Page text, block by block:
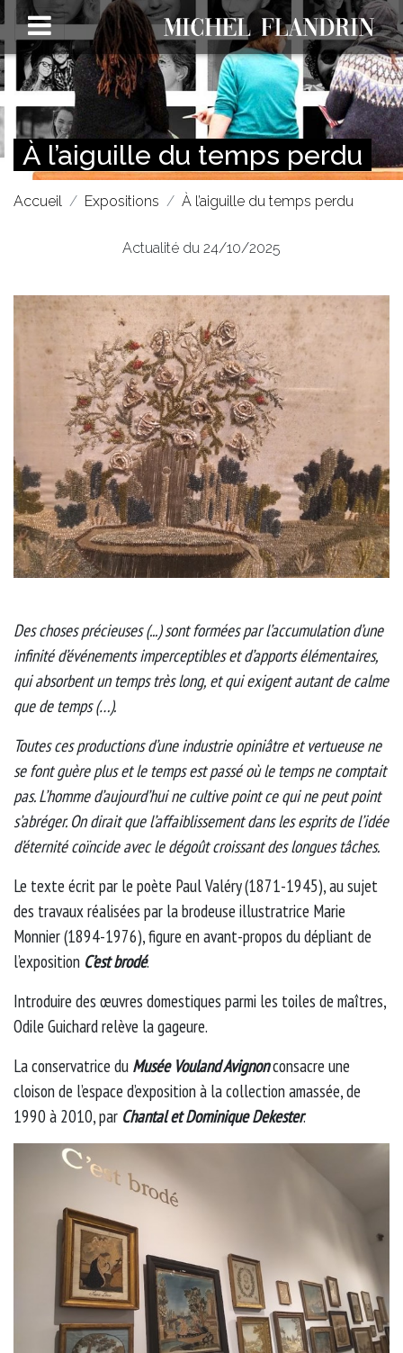
À l’aiguille du temps perdu
Accueil Expositions À l’aiguille du temps perdu
Actualité du 24/10/2025
Des choses précieuses (...) sont formées par l’accumulation d’une
infinité d’événements imperceptibles et d’apports élémentaires,
qui absorbent un temps très long, et qui exigent autant de calme
que de temps (…).
Toutes ces productions d’une industrie opiniâtre et vertueuse ne
se font guère plus et le temps est passé où le temps ne comptait
pas. L’homme d’aujourd’hui ne cultive point ce qui ne peut point
s’abréger. On dirait que l’affaiblissement dans les esprits de l’idée
d’éternité coïncide avec le dégoût croissant des longues tâches.
Le texte écrit par le poète Paul Valéry (1871-1945), au sujet
des travaux réalisées par la brodeuse illustratrice Marie
Monnier (1894-1976), figure en avant-propos du dépliant de
l’exposition C’est brodé.
Introduire des œuvres domestiques parmi les toiles de maîtres,
Odile Guichard relève la gageure.
La conservatrice du Musée Vouland Avignonconsacre une
cloison de l’espace d’exposition à la collection amassée, de
1990 à 2010, par Chantal et Dominique Dekester.